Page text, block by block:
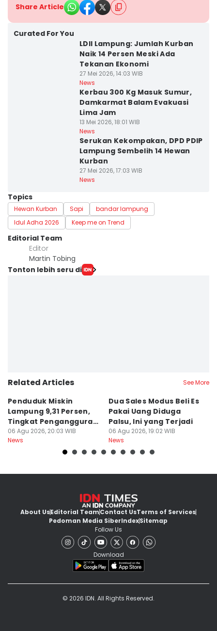
Share Article
Curated For You
LDII Lampung: Jumlah Kurban
Naik 14 Persen Meski Ada
Tekanan Ekonomi
27 Mei 2026, 14:03 WIB
News
Kerbau 300 Kg Masuk Sumur,
Damkarmat Balam Evakuasi
Lima Jam
13 Mei 2026, 18:01 WIB
News
Serukan Kekompakan, DPD PDIP
Lampung Sembelih 14 Hewan
Kurban
27 Mei 2026, 17:03 WIB
News
Topics
Hewan Kurban Sapi
bandar lampung
Idul Adha 2026
Keep me on Trend
Editorial Team
Editor
Martin Tobing
Tonton lebih seru di
Related Articles See More
Penduduk Miskin
Lampung 9,31 Persen,
Tingkat Pengangguran
Terbuka Naik
06 Agu 2026, 20:03 WIB
News
Dua Sales Modus Beli Es
Pakai Uang Diduga
Palsu, Ini yang Terjadi
06 Agu 2026, 19:02 WIB
News
About UsEditorial TeamContact UsTerms of Services
Pedoman Media SiberIndexSitemap
Follow Us
Download
© 2026 IDN. All Rights Reserved.